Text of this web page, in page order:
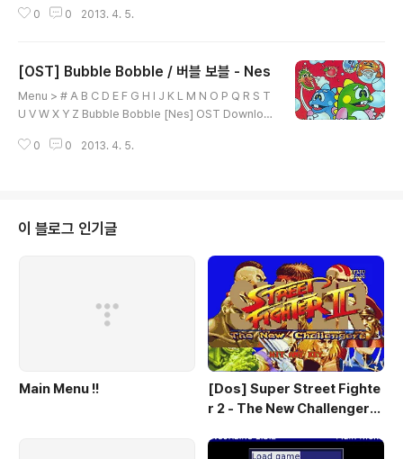
Stage.A.C.E 04. Stage.B 05. Stage.D 06. Stage.
Ending.Theme Front Cover Image Cart Image
[NES] Chip & Dale Rescue Rangers / 칩 과 데일 의
구출 대작전 - 다운로드 페이지 가기 Menu > #..
0 0 2013. 4. 5.
[OST] Bubble Bobble / 버블 보블 - Nes
Menu > # A B C D E F G H I J K L M N O P Q R S T
U V W X Y Z Bubble Bobble [Nes] OST Downloa
Bubble Bobble 04. Theme of Bubble Bobble (H
12. Ending Part 1 13. Ending Part 2 14. Ending Par
t 3 15. Credits Cover ..
0 0 2013. 4. 5.
이 블로그 인기글
Main Menu !!
[Dos] Super Street Fighte
r 2 - The New Challengers
파이터 2 - 더 뉴 챌린져 & 하이퍼